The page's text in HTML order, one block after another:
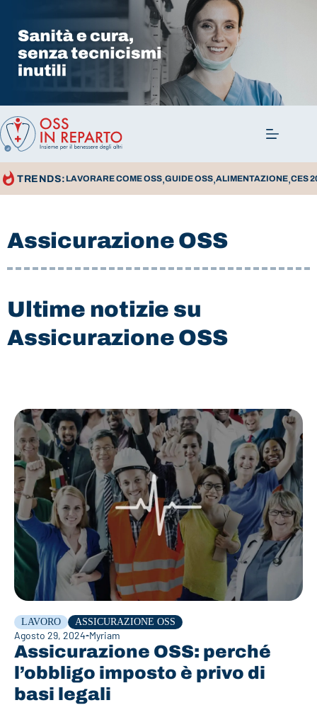
TRENDS: LAVORARE COME OSS,GUIDE OSS,ALIMENTAZIONE,CES
Assicurazione OSS
Ultime notizie su
Assicurazione OSS
LAVORO ASSICURAZIONE OSS
Agosto 29, 2024 Myriam
Assicurazione OSS: perché
l’obbligo imposto è privo di
basi legali